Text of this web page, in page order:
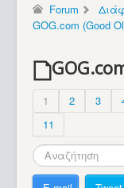
Forum
GOG.com (Good
1 2 3
11